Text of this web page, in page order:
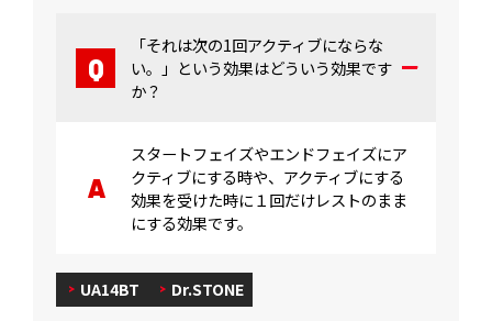
「それは次の1回アクティブにならな
い。」という効果はどういう効果です
か？
スタートフェイズやエンドフェイズにア
クティブにする時や、アクティブにする
効果を受けた時に１回だけレストのまま
にする効果です。
UA14BT Dr.STONE